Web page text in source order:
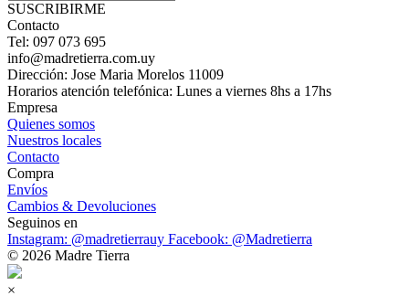
SUSCRIBIRME
Contacto
Tel: 097 073 695
info@madretierra.com.uy
Dirección: Jose Maria Morelos 11009
Horarios atención telefónica: Lunes a viernes 8hs a 17hs
Empresa
Quienes somos
Nuestros locales
Contacto
Compra
Envíos
Cambios & Devoluciones
Seguinos en
Instagram: @madretierrauy Facebook: @Madretierra
© 2026 Madre Tierra
×